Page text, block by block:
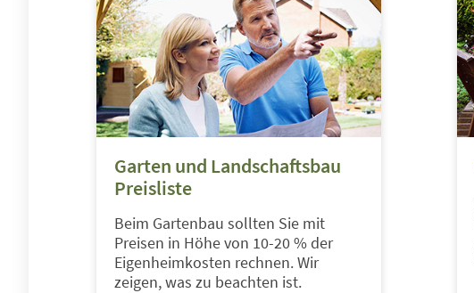
Garten und Landschaftsbau
Preisliste
Beim Gartenbau sollten Sie mit
Preisen in Höhe von 10-20 % der
Eigenheimkosten rechnen. Wir
zeigen, was zu beachten ist.